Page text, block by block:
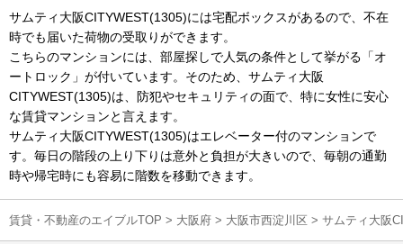
サムティ大阪CITYWEST(1305)には宅配ボックスがあるので、不在
時でも届いた荷物の受取りができます。
こちらのマンションには、部屋探しで人気の条件として挙がる「オ
ートロック」が付いています。そのため、サムティ大阪
CITYWEST(1305)は、防犯やセキュリティの面で、特に女性に安心
な賃貸マンションと言えます。
サムティ大阪CITYWEST(1305)はエレベーター付のマンションで
す。毎日の階段の上り下りは意外と負担が大きいので、毎朝の通勤
時や帰宅時にも容易に階数を移動できます。
賃貸・不動産のエイブルTOP > 大阪府 > 大阪市西淀川区 > サムティ大阪